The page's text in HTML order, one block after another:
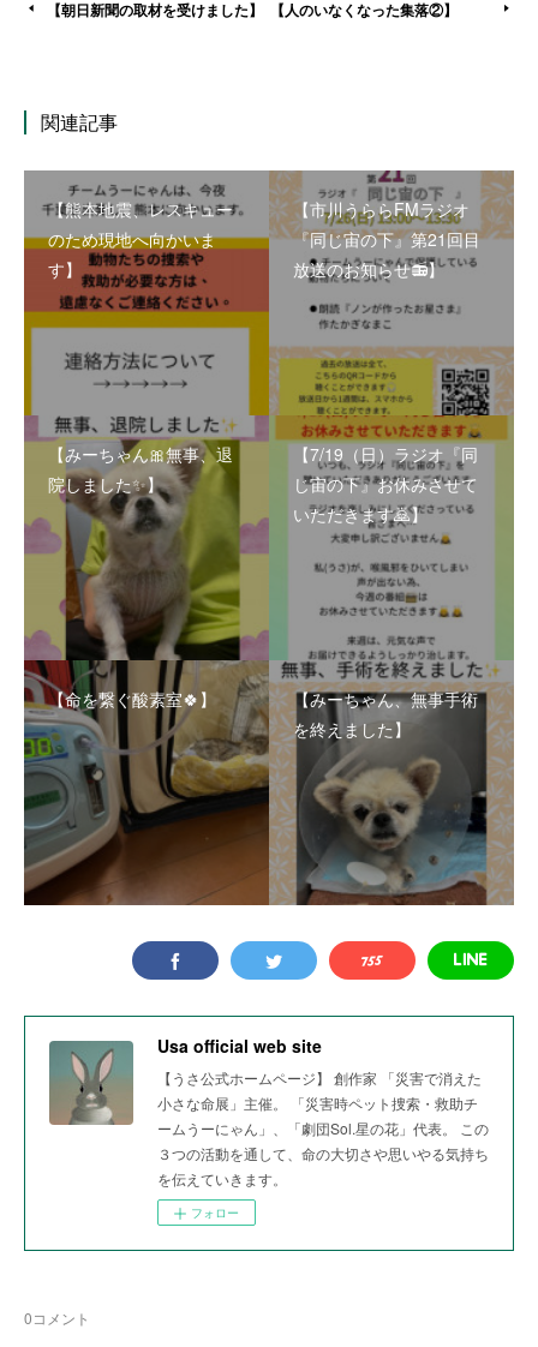
【朝日新聞の取材を受けました】 【人のいなくなった集落②】
関連記事
【熊本地震、レスキュー
のため現地へ向かいま
す】
【市川うららFMラジオ
『同じ宙の下』第21回目
放送のお知らせ📻】
【みーちゃん🎀無事、退
院しました✨】
【7/19（日）ラジオ『同
じ宙の下』お休みさせて
いただきます🙇】
【命を繋ぐ酸素室🍀】
【みーちゃん、無事手術
を終えました】
Usa official web site
【うさ公式ホームページ】 創作家 「災害で消えた
小さな命展」主催。 「災害時ペット捜索・救助チ
ームうーにゃん」、「劇団Sol.星の花」代表。 この
３つの活動を通して、命の大切さや思いやる気持ち
を伝えていきます。
フォロー
0コメント